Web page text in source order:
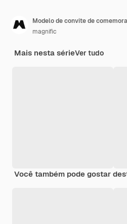
Modelo de convite de
magnific
Mais nesta sérieVer tudo
Você também pode gostar